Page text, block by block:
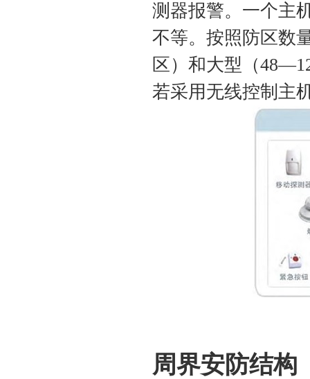
测器报警。一个主
不等。按照防区数
区）和大型（
若采用无线控制主
周界安防结构